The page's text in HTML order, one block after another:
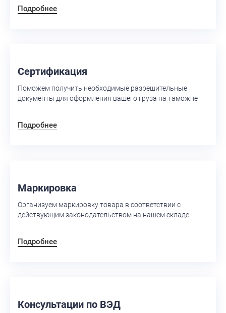
Подробнее
Сертификация
Поможем получить необходимые разрешительные
документы для оформления вашего груза на таможне
Подробнее
Маркировка
Организуем маркировку товара в соответствии с
действующим законодательством на нашем складе
Подробнее
Консультации по ВЭД